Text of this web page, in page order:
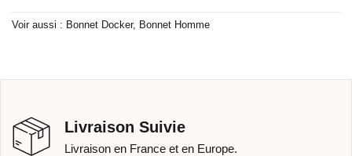
Voir aussi : Bonnet Docker, Bonnet Homme
Livraison Suivie
Livraison en France et en Europe.